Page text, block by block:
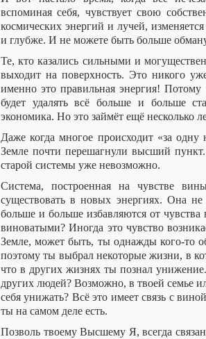
вспоминая себя, чувствует свою
космических энергий и лучей,
и глубже. И не можете быть больше
Те, кто казались сильными и
выходит на поверхность. Это никого
именно это правильная энергия! Потому
будет удалять всё больше и больше
экономика. Но это займёт ещё несколько
Даже когда многое происходит «за
Земле почти перешагнули высший
старой системы уже невозможно.
Система, построенная на чувстве
существовать в новых энергиях. Она
больше и больше избавляются от
виноватыми? Иногда это чувство
Земле, может быть, ты однажды кого-то
поэтому ты выбрал некоторые жизни, в
что в других жизнях ты познал
других людей? Возможно, в твоей семье
себя унижать? Всё это имеет связь с
ты на самом деле есть.
Позволь твоему Высшему Я, всегда